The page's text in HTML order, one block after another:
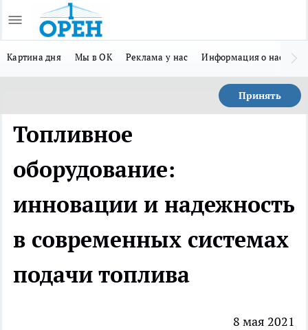
Картина дня Мы в ОК Реклама у нас Информация о нас
Принять
Топливное
оборудование:
инновации и надежность
в современных системах
подачи топлива
8 мая 2021